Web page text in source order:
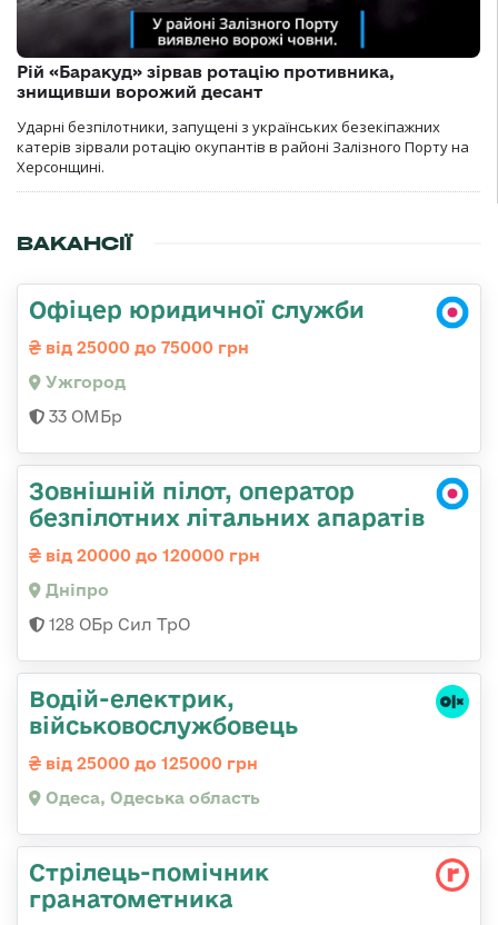
Рій «Баракуд» зірвав ротацію противника,
знищивши ворожий десант
Ударні безпілотники, запущені з українських безекіпажних
катерів зірвали ротацію окупантів в районі Залізного Порту на
Херсонщині.
ВАКАНСІЇ
Офіцер юридичної служби
від 25000 до 75000 грн
Ужгород
33 ОМБр
Зовнішній пілот, оператор
безпілотних літальних апаратів
від 20000 до 120000 грн
Дніпро
128 ОБр Сил ТрО
Водій-електрик,
військовослужбовець
від 25000 до 125000 грн
Одеса, Одеська область
Стрілець-помічник
гранатометника